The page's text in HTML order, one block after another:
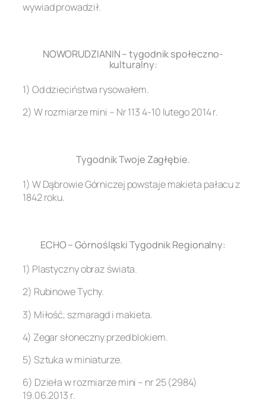
wywiad prowadził.
NOWORUDZIANIN – tygodnik społeczno-
kulturalny:
1) Od dzieciństwa rysowałem.
2) W rozmiarze mini – Nr 113 4-10 lutego 2014 r.
Tygodnik Twoje Zagłębie.
1) W Dąbrowie Górniczej powstaje makieta pałacu z
1842 roku.
ECHO – Górnośląski Tygodnik Regionalny:
1) Plastyczny obraz świata.
2) Rubinowe Tychy.
3) Miłość, szmaragd i makieta.
4) Zegar słoneczny przed blokiem.
5) Sztuka w miniaturze.
6) Dzieła w rozmiarze mini – nr 25 (2984)
19.06.2013 r.